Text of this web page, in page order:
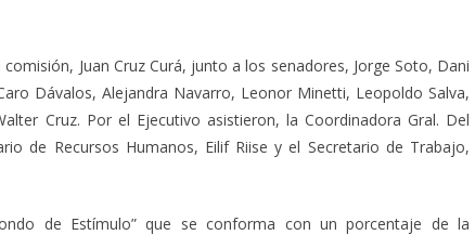
Juan Cruz Curá, junto a los senadores, Jorge Soto, Dani
Dávalos, Alejandra Navarro, Leonor Minetti, Leopoldo Salva,
Cruz. Por el Ejecutivo asistieron, la Coordinadora Gral. Del
de Recursos Humanos, Eilif Riise y el Secretario de Trabajo,
de Estímulo” que se conforma con un porcentaje de la